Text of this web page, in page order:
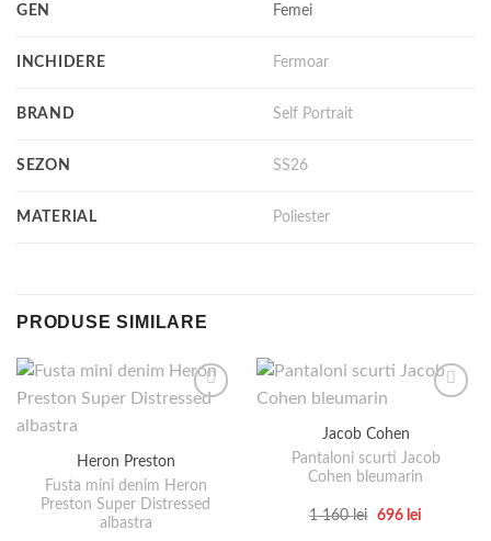
GEN Femei
INCHIDERE Fermoar
BRAND Self Portrait
SEZON SS26
MATERIAL Poliester
PRODUSE SIMILARE
Heron Preston
Fusta mini denim Heron
Preston Super Distressed
albastra
Jacob Cohen
Pantaloni scurti Jacob
Cohen bleumarin
1 160lei
Prețul
696 leiPrețul